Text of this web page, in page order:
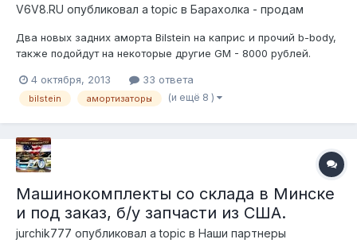
V6V8.RU опубликовал a topic в Барахолка - продам
Два новых задних аморта Bilstein на каприс и прочий b-body,
также подойдут на некоторые другие GM - 8000 рублей.
родне для экспресса, на каприс подходят) по 2000р шт.
4 октября, 2013 33 ответа
bilstein амортизаторы (и ещё 8 )
Машинокомплекты со склада в Минске
и под заказ, б/у запчасти из США.
jurchik777 опубликовал a topic в Наши партнеры